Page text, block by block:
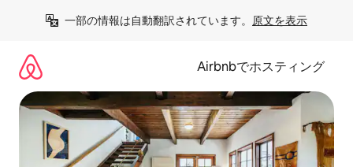
一部の情報は自動翻訳されています。 原文を表示
Airbnbでホスティング